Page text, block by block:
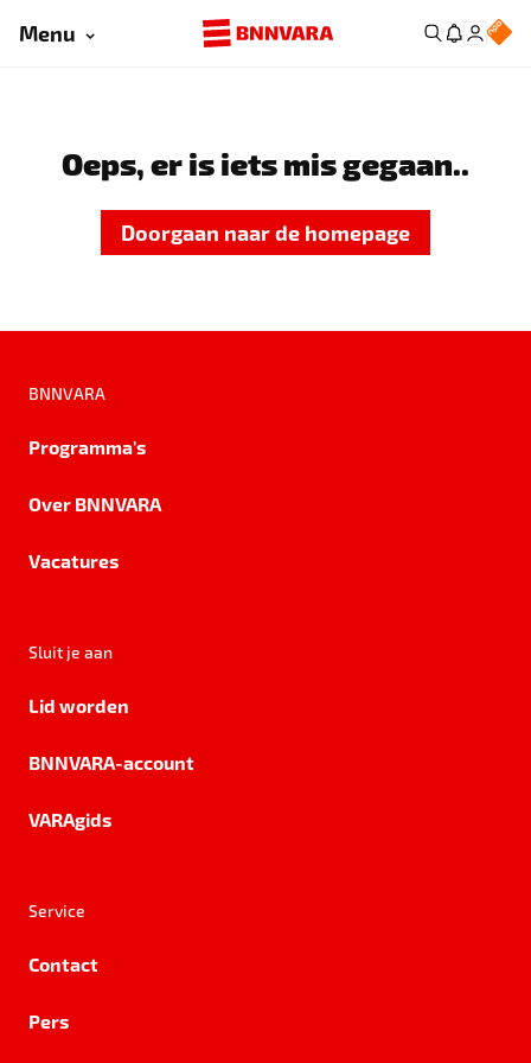
Menu
Oeps, er is iets mis gegaan..
Doorgaan naar de homepage
BNNVARA
Programma's
Over BNNVARA
Vacatures
Sluit je aan
Lid worden
BNNVARA-account
VARAgids
Service
Contact
Pers